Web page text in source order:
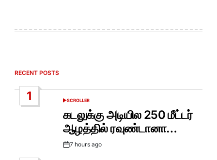
RECENT POSTS
1
POSTED
SCROLLER
கடலுக்கு அடியில 250 மீட்டர்
ஆழத்தில் ரவுண்டானா…
Post7 hours ago